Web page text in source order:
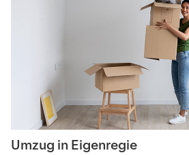
Umzug in Eigenregie